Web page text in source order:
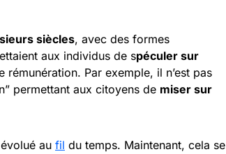
siècles, avec des formes
aux individus de spéculer sur
rémunération. Par exemple, il n’est pas
permettant aux citoyens de miser sur
au fil du temps. Maintenant, cela se